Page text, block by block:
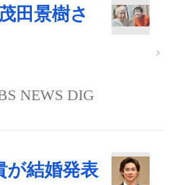
田景樹さ
NEWS DIG
が結婚発表